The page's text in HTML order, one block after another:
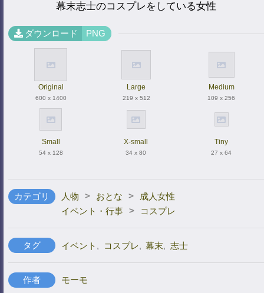
幕末志士のコスプレをしている女性
ダウンロード PNG
Original
600 x 1400
Large
219 x 512
Medium
109 x 256
Small
54 x 128
X-small
34 x 80
Tiny
27 x 64
カテゴリ 人物 > おとな >
成人女性
イベント・行事 > コスプレ
タグ イベント , コスプレ, 幕末, 志士
作者 モーモ